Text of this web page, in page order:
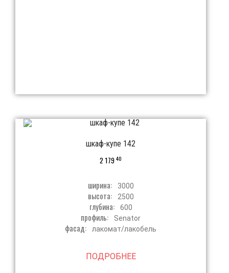
шкаф-купе 142
2 17940
ширина: 3000
высота: 2500
глубина: 600
профиль: Senator
фасад: лакомат/лакобель
ПОДРОБНЕЕ